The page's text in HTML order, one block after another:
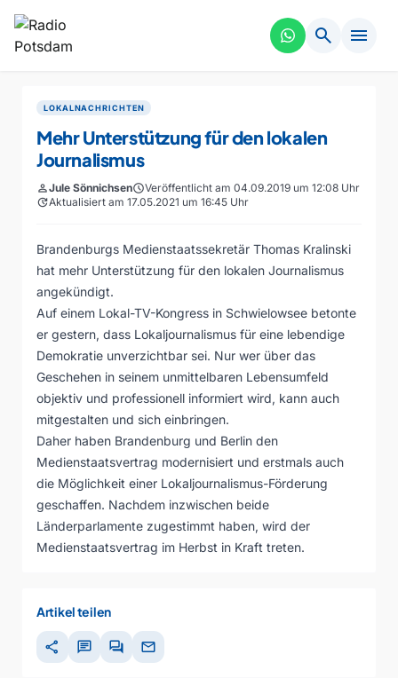
search menu
LOKALNACHRICHTEN
Mehr Unterstützung für den lokalen
Journalismus
personJule SönnichsenscheduleVeröffentlicht am 04.09.2019 um 12:08 Uhr
updateAktualisiert am 17.05.2021 um 16:45 Uhr
Brandenburgs Medienstaatssekretär Thomas Kralinski
hat mehr Unterstützung für den lokalen Journalismus
angekündigt.
Auf einem Lokal-TV-Kongress in Schwielowsee betonte
er gestern, dass Lokaljournalismus für eine lebendige
Demokratie unverzichtbar sei. Nur wer über das
Geschehen in seinem unmittelbaren Lebensumfeld
objektiv und professionell informiert wird, kann auch
mitgestalten und sich einbringen.
Daher haben Brandenburg und Berlin den
Medienstaatsvertrag modernisiert und erstmals auch
die Möglichkeit einer Lokaljournalismus-Förderung
geschaffen. Nachdem inzwischen beide
Länderparlamente zugestimmt haben, wird der
Medienstaatsvertrag im Herbst in Kraft treten.
Artikel teilen
share chat forum mail